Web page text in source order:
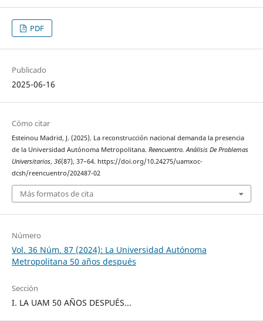
PDF
Publicado
2025-06-16
Cómo citar
Esteinou Madrid, J. (2025). La reconstrucción nacional demanda la presencia
de la Universidad Autónoma Metropolitana. Reencuentro. Análisis De Problemas
Universitarios, 36(87), 37–64. https://doi.org/10.24275/uamxoc-
dcsh/reencuentro/202487-02
Más formatos de cita
Número
Vol. 36 Núm. 87 (2024): La Universidad Autónoma
Metropolitana 50 años después
Sección
I. LA UAM 50 AÑOS DESPUÉS...